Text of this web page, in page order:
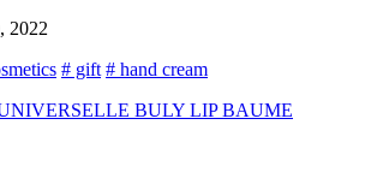
2022
# gift # hand cream